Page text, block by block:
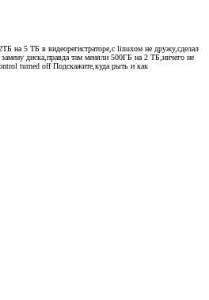
на 5 ТБ в видеорегистраторе,с linuxом не дружу,сделал
диска,правда там меняли 500ГБ на 2 ТБ,ничего не
turned off Подскажите,куда рыть и как